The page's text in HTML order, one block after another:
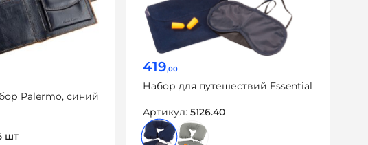
Palermo, синий
шт
419,00
Набор для путешествий Essential
Артикул: 5126.40